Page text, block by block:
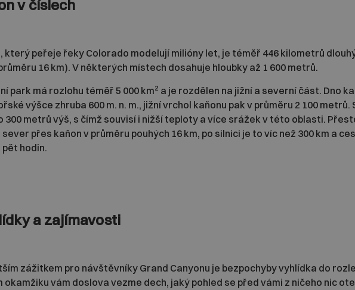
v číslech
který peřeje řeky Colorado modelují milióny let, je téměř 446 kilometrů
16 km). V některých místech dosahuje hloubky až 1 600 metrů.
park má rozlohu téměř 5 000 km2 a je rozdělen na jižní a severní část. Dno
výšce zhruba 600 m. n. m., jižní vrchol kaňonu pak v průměru 2 100
300 metrů výš, s čímž souvisí i nižší teploty a více srážek v této oblasti.
sever přes kaňon v průměru pouhých 16 km, po silnici je to víc než 300 km a
hodin.
a zajímavosti
zážitkem pro návštěvníky Grand Canyonu je bezpochyby vyhlídka do
okamžiku vám doslova vezme dech, jaký pohled se před vámi z ničeho nic